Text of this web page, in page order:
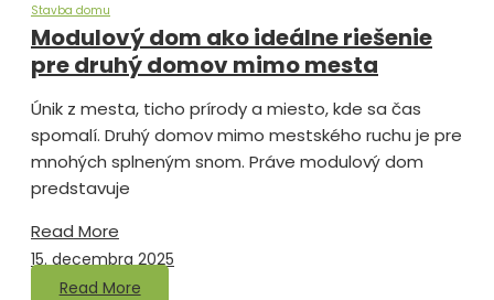
Stavba domu
Modulový dom ako ideálne riešenie
pre druhý domov mimo mesta
Únik z mesta, ticho prírody a miesto, kde sa čas
spomalí. Druhý domov mimo mestského ruchu je pre
mnohých splneným snom. Práve modulový dom
predstavuje
Read More
15. decembra 2025
Read More